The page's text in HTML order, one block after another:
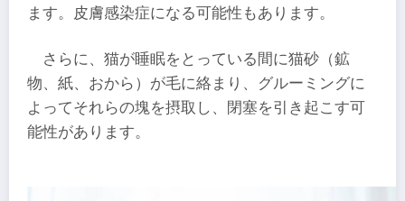
ます。皮膚感染症になる可能性もあります。
さらに、猫が睡眠をとっている間に猫砂（鉱
物、紙、おから）が毛に絡まり、グルーミングに
よってそれらの塊を摂取し、閉塞を引き起こす可
能性があります。